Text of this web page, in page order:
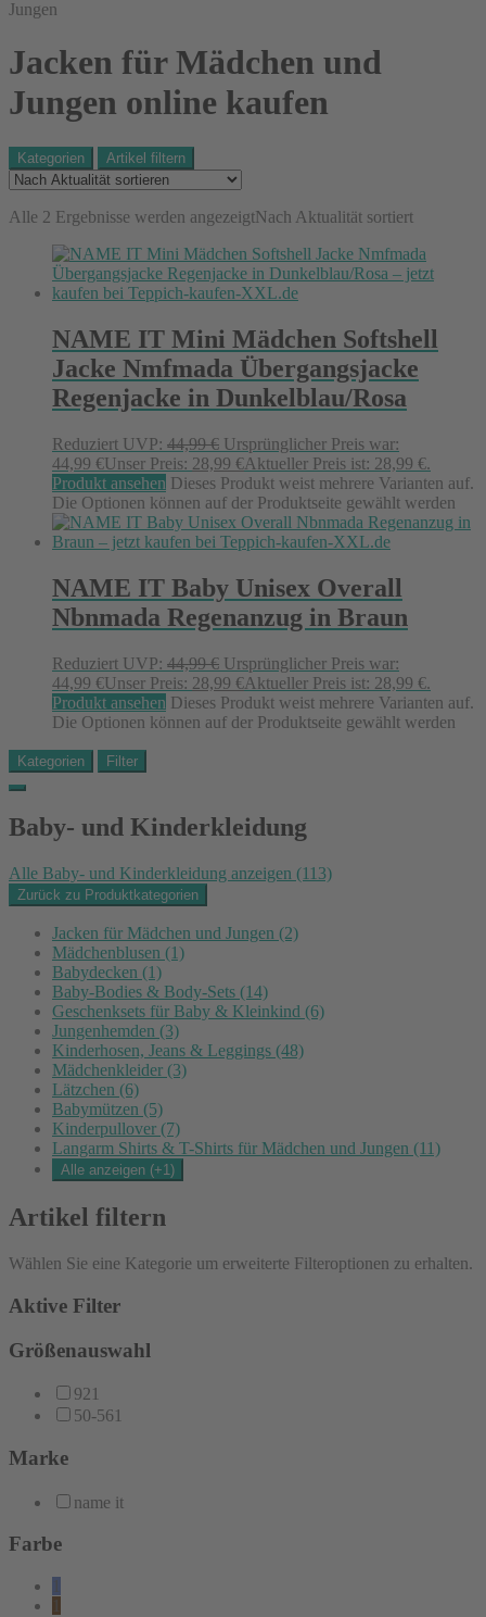
Jungen
Jacken für Mädchen und
Jungen online kaufen
Kategorien Artikel filtern
Alle 2 Ergebnisse werden angezeigtNach Aktualität sortiert
NAME IT Mini Mädchen Softshell
Jacke Nmfmada Übergangsjacke
Regenjacke in Dunkelblau/Rosa
Reduziert UVP: 44,99€ Ursprünglicher Preis war:
44,99 €Unser Preis: 28,99 €Aktueller Preis ist: 28,99 €.
Produkt ansehen Dieses Produkt weist mehrere Varianten auf.
Die Optionen können auf der Produktseite gewählt werden
NAME IT Baby Unisex Overall
Nbnmada Regenanzug in Braun
Reduziert UVP: 44,99€ Ursprünglicher Preis war:
44,99 €Unser Preis: 28,99 €Aktueller Preis ist: 28,99 €.
Produkt ansehen Dieses Produkt weist mehrere Varianten auf.
Die Optionen können auf der Produktseite gewählt werden
Kategorien Filter
Baby- und Kinderkleidung
Alle Baby- und Kinderkleidung anzeigen (113)
Zurück zu Produktkategorien
Jacken für Mädchen und Jungen (2)
Mädchenblusen (1)
Babydecken (1)
Baby-Bodies & Body-Sets (14)
Geschenksets für Baby & Kleinkind (6)
Jungenhemden (3)
Kinderhosen, Jeans & Leggings (48)
Mädchenkleider (3)
Lätzchen (6)
Babymützen (5)
Kinderpullover (7)
Langarm Shirts & T-Shirts für Mädchen und Jungen (11)
Alle anzeigen (+1)
Artikel filtern
Wählen Sie eine Kategorie um erweiterte Filteroptionen zu erhalten.
Aktive Filter
Größenauswahl
921
50-561
Marke
name it
Farbe
1
1